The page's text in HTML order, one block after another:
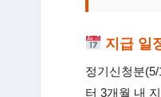
지급 일
정기신청분
터 3개월 내